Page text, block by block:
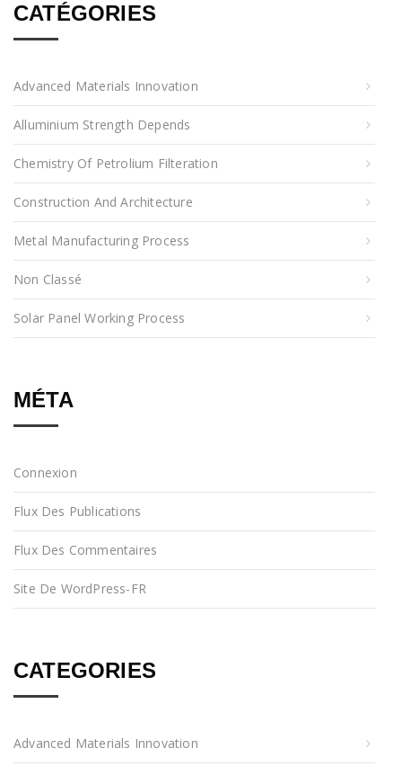
CATÉGORIES
Advanced Materials Innovation
Alluminium Strength Depends
Chemistry Of Petrolium Filteration
Construction And Architecture
Metal Manufacturing Process
Non Classé
Solar Panel Working Process
MÉTA
Connexion
Flux Des Publications
Flux Des Commentaires
Site De WordPress-FR
CATEGORIES
Advanced Materials Innovation